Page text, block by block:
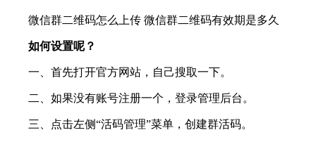
微信群二维码怎么上传 微信群二维码有效期是多久
如何设置呢？
一、首先打开官方网站，自己搜取一下。
二、如果没有账号注册一个，登录管理后台。
三、点击左侧“活码管理”菜单，创建群活码。